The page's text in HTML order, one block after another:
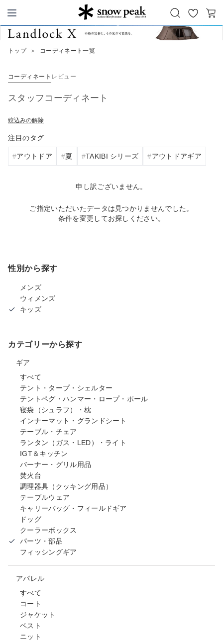
Snow Peak
お
気
カ
トップ ＞ コーディネート一覧
コーディネート レビュー
スタッフコーディネート
絞込みの解除
注目のタグ
アウトドア 夏 TAKIBI シリーズ アウトドアギア
申し訳ございません。
ご指定いただいたデータは見つかりませんでした。
条件を変更してお探しください。
性別から探す
メンズ
ウィメンズ
キッズ
カテゴリーから探す
ギア
すべて
テント・タープ・シェルター
テントペグ・ハンマー・ロープ・ポール
寝袋（シュラフ）・枕
インナーマット・グランドシート
テーブル・チェア
ランタン（ガス・LED）・ライト
IGT＆キッチン
バーナー・グリル用品
焚火台
調理器具（クッキング用品）
テーブルウェア
キャリーバッグ・フィールドギア
ドッグ
クーラーボックス
パーツ・部品
フィッシングギア
アパレル
すべて
コート
ジャケット
ベスト
ニット